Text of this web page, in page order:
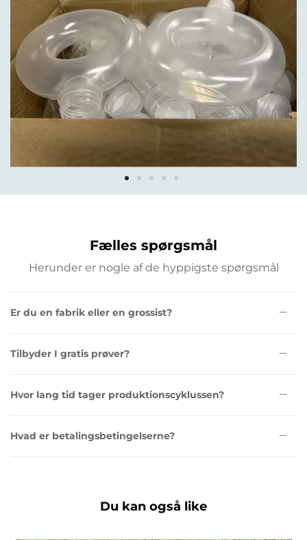
Fælles spørgsmål
Herunder er nogle af de hyppigste spørgsmål
Er du en fabrik eller en grossist?
Tilbyder I gratis prøver?
Hvor lang tid tager produktionscyklussen?
Hvad er betalingsbetingelserne?
Du kan også like